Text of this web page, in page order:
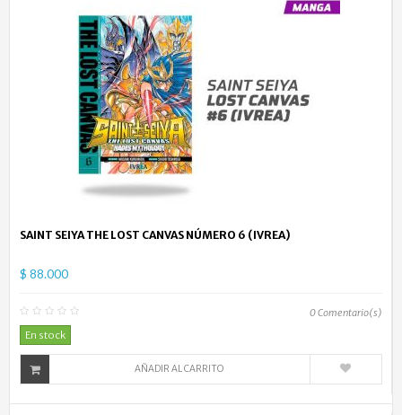
SAINT SEIYA THE LOST CANVAS NÚMERO 6 (IVREA)
$ 88.000
0Comentario(s)
En stock
AÑADIR AL CARRITO